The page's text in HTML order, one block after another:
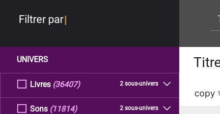
Filtrer par
UNIVERS
Livres 2 sous-univers
(36407)
Sons 2 sous-univers
(11814)
copy